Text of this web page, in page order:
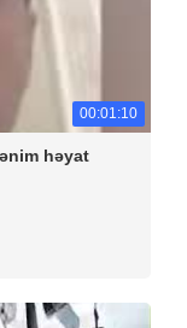
00:01:10
həyat